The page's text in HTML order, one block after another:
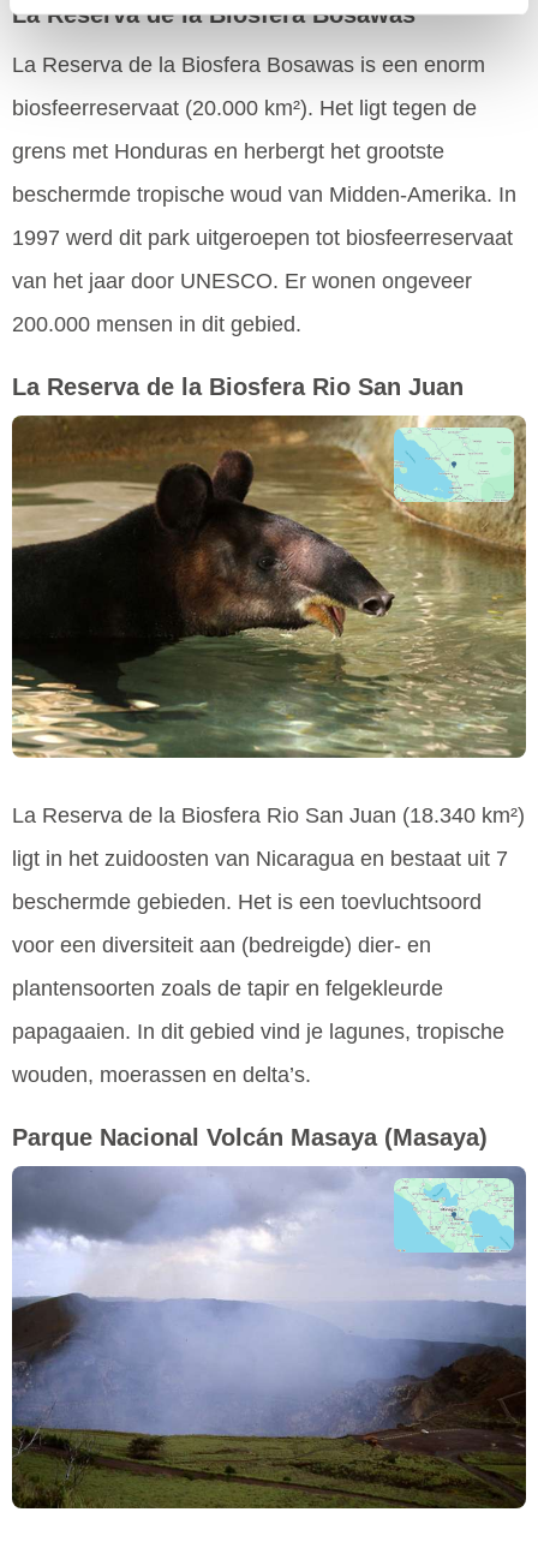
La Reserva de la Biosfera Bosawas
La Reserva de la Biosfera Bosawas is een enorm
biosfeerreservaat (20.000 km²). Het ligt tegen de
grens met Honduras en herbergt het grootste
beschermde tropische woud van Midden-Amerika. In
1997 werd dit park uitgeroepen tot biosfeerreservaat
van het jaar door UNESCO. Er wonen ongeveer
200.000 mensen in dit gebied.
La Reserva de la Biosfera Rio San Juan
La Reserva de la Biosfera Rio San Juan (18.340 km²)
ligt in het zuidoosten van Nicaragua en bestaat uit 7
beschermde gebieden. Het is een toevluchtsoord
voor een diversiteit aan (bedreigde) dier- en
plantensoorten zoals de tapir en felgekleurde
papagaaien. In dit gebied vind je lagunes, tropische
wouden, moerassen en delta’s.
Parque Nacional Volcán Masaya (Masaya)